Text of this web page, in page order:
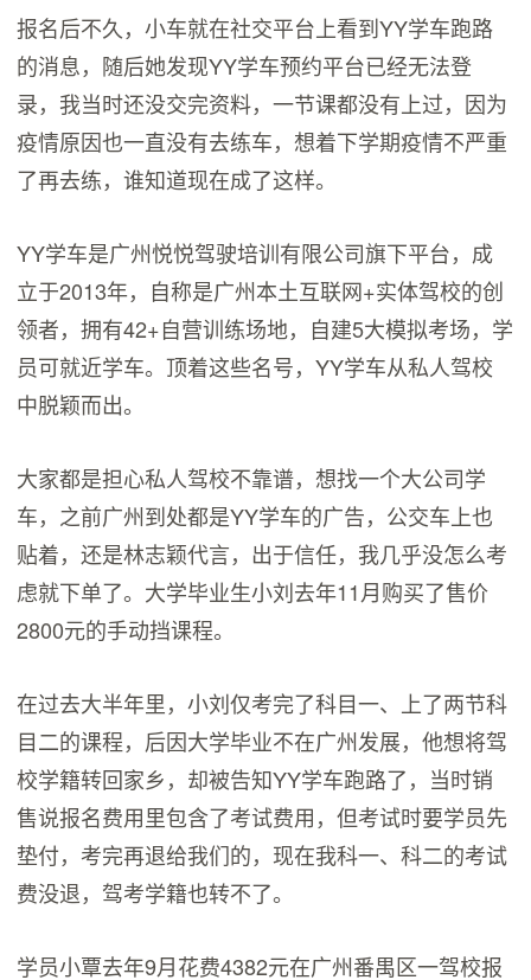
报名后不久，小车就在社交平台上看到YY学车跑路
的消息，随后她发现YY学车预约平台已经无法登
录，我当时还没交完资料，一节课都没有上过，因为
疫情原因也一直没有去练车，想着下学期疫情不严重
了再去练，谁知道现在成了这样。
YY学车是广州悦悦驾驶培训有限公司旗下平台，成
立于2013年，自称是广州本土互联网+实体驾校的创
领者，拥有42+自营训练场地，自建5大模拟考场，学
员可就近学车。顶着这些名号，YY学车从私人驾校
中脱颖而出。
大家都是担心私人驾校不靠谱，想找一个大公司学
车，之前广州到处都是YY学车的广告，公交车上也
贴着，还是林志颖代言，出于信任，我几乎没怎么考
虑就下单了。大学毕业生小刘去年11月购买了售价
2800元的手动挡课程。
在过去大半年里，小刘仅考完了科目一、上了两节科
目二的课程，后因大学毕业不在广州发展，他想将驾
校学籍转回家乡，却被告知YY学车跑路了，当时销
售说报名费用里包含了考试费用，但考试时要学员先
垫付，考完再退给我们的，现在我科一、科二的考试
费没退，驾考学籍也转不了。
学员小覃去年9月花费4382元在广州番禺区一驾校报